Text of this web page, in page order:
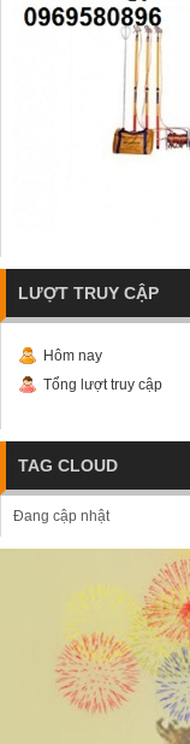
LƯỢT TRUY CẬP
Hôm nay
Tổng lượt truy cập
TAG CLOUD
Đang cập nhật